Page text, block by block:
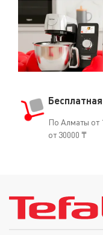
едва касалось дна
Во время
сковороду без
полного
использованием
количеством
каждого
и протирать насухо.
По Алматы от
от 30000 ₸